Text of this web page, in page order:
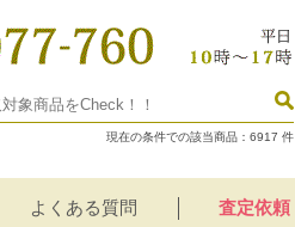
現在の条件での該当商品： 6917 件
よくある質問 査定依頼